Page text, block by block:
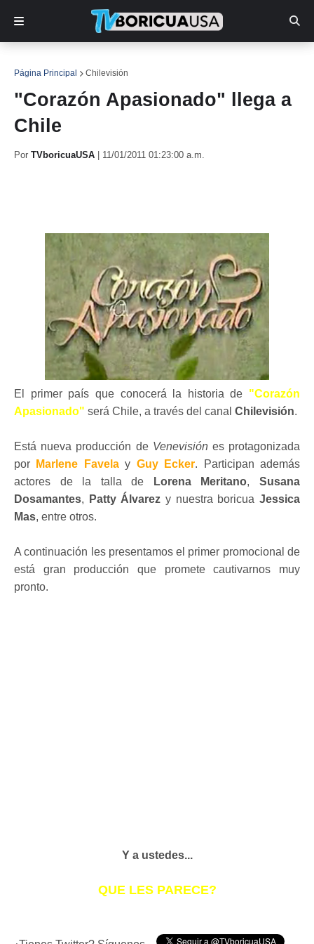
Página Principal Chilevisión
"Corazón Apasionado" llega a
Chile
Por TVboricuaUSA 11/01/2011 01:23:00 a.m.
El primer país que conocerá la historia de "Corazón
Apasionado" será Chile, a través del canal Chilevisión.
Está nueva producción de Venevisiónes protagonizada
por
Marlene Favelay Guy Ecker. Participan además
actores de la talla de
Lorena Meritano,Susana
Dosamantes, Patty Álvarez y nuestra boricuaJessica
Mas, entre otros.
A continuación les presentamos el primer promocional de
está gran producción que promete cautivarnos muy
pronto.
Y a ustedes...
QUE LES PARECE?